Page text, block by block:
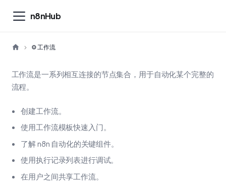
n8nHub
⚙️ 工作流
工作流是一系列相互连接的节点集合，用于自动化某个完整的
流程。
创建工作流。
使用工作流模板快速入门。
了解 n8n 自动化的关键组件。
使用执行记录列表进行调试。
在用户之间共享工作流。